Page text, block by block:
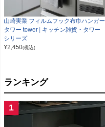
山崎実業 フィルムフック布巾ハンガー
タワー tower | キッチン雑貨・タワー
シリーズ
¥2,450(税込)
ランキング
1